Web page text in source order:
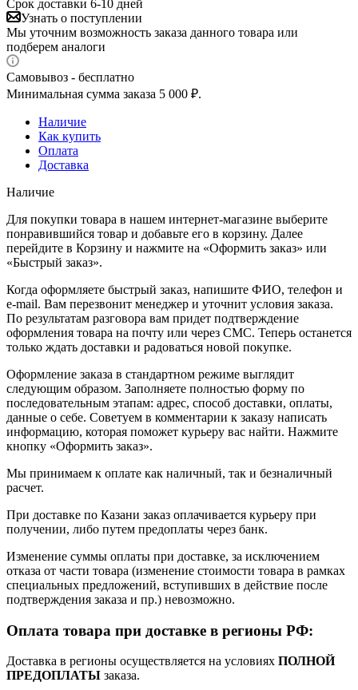
Срок доставки 6-10 дней
Узнать о поступлении
Мы уточним возможность заказа данного товара или
подберем аналоги
Самовывоз - бесплатно
Минимальная сумма заказа 5 000 ₽.
Наличие
Как купить
Оплата
Доставка
Наличие
Для покупки товара в нашем интернет-магазине выберите
понравившийся товар и добавьте его в корзину. Далее
перейдите в Корзину и нажмите на «Оформить заказ» или
«Быстрый заказ».
Когда оформляете быстрый заказ, напишите ФИО, телефон и
e-mail. Вам перезвонит менеджер и уточнит условия заказа.
По результатам разговора вам придет подтверждение
оформления товара на почту или через СМС. Теперь останется
только ждать доставки и радоваться новой покупке.
Оформление заказа в стандартном режиме выглядит
следующим образом. Заполняете полностью форму по
последовательным этапам: адрес, способ доставки, оплаты,
данные о себе. Советуем в комментарии к заказу написать
информацию, которая поможет курьеру вас найти. Нажмите
кнопку «Оформить заказ».
Мы принимаем к оплате как наличный, так и безналичный
расчет.
При доставке по Казани заказ оплачивается курьеру при
получении, либо путем предоплаты через банк.
Изменение суммы оплаты при доставке, за исключением
отказа от части товара (изменение стоимости товара в рамках
специальных предложений, вступивших в действие после
подтверждения заказа и пр.) невозможно.
Оплата товара при доставке в регионы РФ:
Доставка в регионы осуществляется на условиях ПОЛНОЙ
ПРЕДОПЛАТЫ заказа.